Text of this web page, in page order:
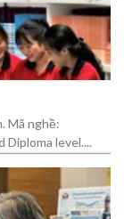
Mã nghề:
level....